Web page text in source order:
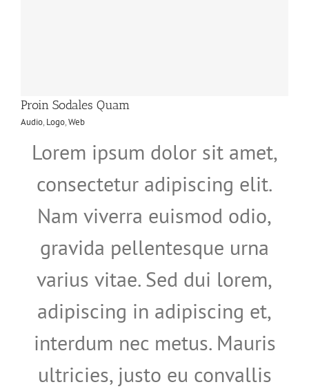
Proin Sodales Quam
Audio, Logo,Web
Lorem ipsum dolor sit amet,
consectetur adipiscing elit.
Nam viverra euismod odio,
gravida pellentesque urna
varius vitae. Sed dui lorem,
adipiscing in adipiscing et,
interdum nec metus. Mauris
ultricies, justo eu convallis